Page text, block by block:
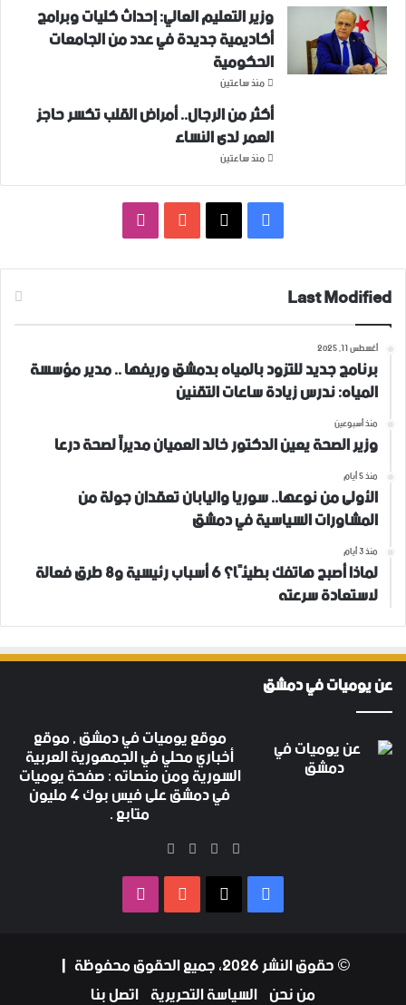
وزير التعليم العالي: إحداث كليات وبرامج
أكاديمية جديدة في عدد من الجامعات
الحكومية
منذ ساعتين
أكثر من الرجال.. أمراض القلب تكسر حاجز
العمر لدى النساء
منذ ساعتين
فيسبوك ‫YouTube
Last Modified
أغسطس 11, 2025
برنامج جديد للتزود بالمياه بدمشق وريفها .. مدير مؤسسة
المياه: ندرس زيادة ساعات التقنين
منذ أسبوعين
وزير الصحة يعين الدكتور خالد العميان مديراً لصحة درعا
منذ 5 أيام
الأولى من نوعها.. سوريا واليابان تعقدان جولة من
المشاورات السياسية في دمشق
منذ 3 أيام
لماذا أصبح هاتفك بطيئًا؟ 6 أسباب رئيسية و8 طرق فعالة
لاستعادة سرعته
عن يوميات في دمشق
موقع يوميات في دمشق , موقع
أخباري محلي في الجمهورية العربية
السورية ومن منصاته : صفحة يوميات
في دمشق على فيس بوك 4 مليون متابع .
فيسبوك
‫X
‫YouTube
فيسبوك ‫YouTube
© حقوق النشر 2026، جميع الحقوق محفوظة |
من نحن السياسة التحريرية اتصل بنا